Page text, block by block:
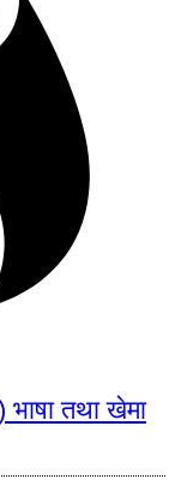
तथा खेमा